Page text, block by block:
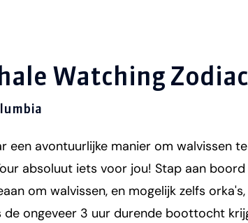
Watching Zodiac
een avontuurlijke manier om walvissen
absoluut iets voor jou! Stap aan
om walvissen, en mogelijk zelfs
ongeveer 3 uur durende boottocht